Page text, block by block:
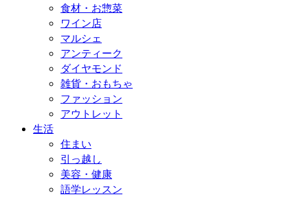
食材・お惣菜
ワイン店
マルシェ
アンティーク
ダイヤモンド
雑貨・おもちゃ
ファッション
アウトレット
生活
住まい
引っ越し
美容・健康
語学レッスン